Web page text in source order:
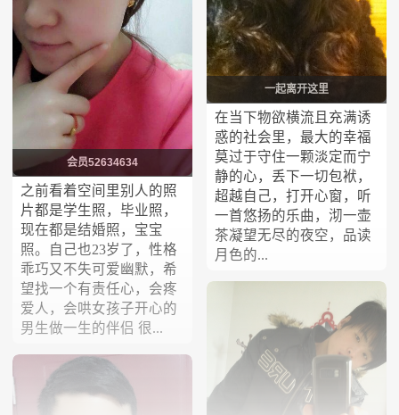
会员52634634
之前看着空间里别人的照
片都是学生照，毕业照，
现在都是结婚照，宝宝
照。自己也23岁了，性格
乖巧又不失可爱幽默，希
望找一个有责任心，会疼
爱人，会哄女孩子开心的
男生做一生的伴侣 很...
一起离开这里
在当下物欲横流且充满诱
惑的社会里，最大的幸福
莫过于守住一颗淡定而宁
静的心，丢下一切包袱，
超越自己，打开心窗，听
一首悠扬的乐曲，沏一壶
茶凝望无尽的夜空，品读
月色的...